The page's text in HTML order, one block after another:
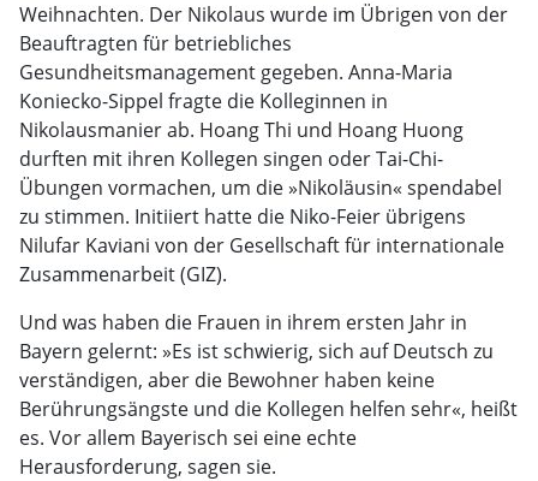
Weihnachten. Der Nikolaus wurde im Übrigen von der
Beauftragten für betriebliches
Gesundheitsmanagement gegeben. Anna-Maria
Koniecko-Sippel fragte die Kolleginnen in
Nikolausmanier ab. Hoang Thi und Hoang Huong
durften mit ihren Kollegen singen oder Tai-Chi-
Übungen vormachen, um die »Nikoläusin« spendabel
zu stimmen. Initiiert hatte die Niko-Feier übrigens
Nilufar Kaviani von der Gesellschaft für internationale
Zusammenarbeit (GIZ).
Und was haben die Frauen in ihrem ersten Jahr in
Bayern gelernt: »Es ist schwierig, sich auf Deutsch zu
verständigen, aber die Bewohner haben keine
Berührungsängste und die Kollegen helfen sehr«, heißt
es. Vor allem Bayerisch sei eine echte
Herausforderung, sagen sie.